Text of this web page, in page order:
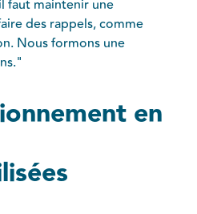
faut maintenir une
des rappels, comme
Nous formons une
en